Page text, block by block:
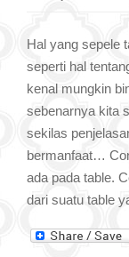
Hal yang sepele
seperti hal
kenal mungkin
sebenarnya kita
sekilas
bermanfaat…
ada pada table.
dari suatu table